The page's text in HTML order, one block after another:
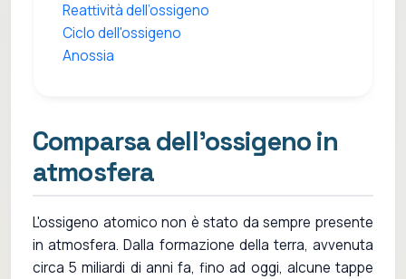
Reattività dell’ossigeno
Ciclo dell'ossigeno
Anossia
Comparsa dell'ossigeno in
atmosfera
L'ossigeno atomico non è stato da sempre presente
in atmosfera. Dalla formazione della terra, avvenuta
circa 5 miliardi di anni fa, fino ad oggi, alcune tappe